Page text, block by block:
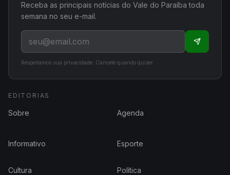
Receba as principais notícias do Vale do Paraíba toda
semana no seu e-mail.
Respeitamos sua privacidade. Cancele quando quiser.
EDITORIAS
Sobre Agenda
Informativo Esporte
Cultura Política